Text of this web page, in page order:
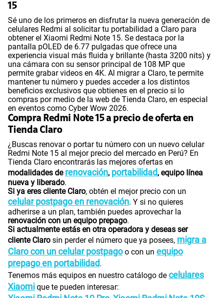
15
Sé uno de los primeros en disfrutar la nueva generación de
celulares Redmi al solicitar tu portabilidad a Claro para
obtener el Xiaomi Redmi Note 15. Se destaca por la
pantalla pOLED de 6.77 pulgadas que ofrece una
experiencia visual más fluida y brillante (hasta 3200 nits) y
una cámara con su sensor principal de 108 MP que
permite grabar videos en 4K. Al migrar a Claro, te permite
mantener tu número y puedes acceder a los distintos
beneficios exclusivos que obtienes en el precio si lo
compras por medio de la web de Tienda Claro, en especial
en eventos como Cyber Wow 2026.
Compra Redmi Note 15 a precio de oferta en
Tienda Claro
¿Buscas renovar o portar tu número con un nuevo celular
Redmi Note 15 al mejor precio del mercado en Perú? En
Tienda Claro encontrarás las mejores ofertas en
modalidades de renovación, portabilidad, equipo línea
nueva y liberado.
Si ya eres cliente Claro, obtén el mejor precio con un
celular postpago en renovación. Y si no quieres
adherirse a un plan, también puedes aprovechar la
renovación con un equipo prepago.
Si actualmente estás en otra operadora y deseas ser
cliente Claro sin perder el número que ya posees, migra a
Claro con un celular postpagoo con un equipo
prepago en portabilidad.
Tenemos más equipos en nuestro catálogo de celulares
Xiaomi que te pueden interesar: